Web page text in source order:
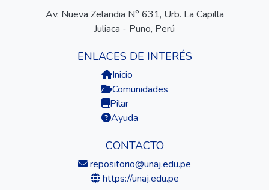
Av. Nueva Zelandia N° 631, Urb. La Capilla
Juliaca - Puno, Perú
ENLACES DE INTERÉS
Inicio
Comunidades
Pilar
Ayuda
CONTACTO
repositorio@unaj.edu.pe
https://unaj.edu.pe